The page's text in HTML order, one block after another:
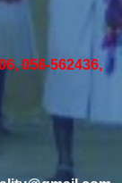
056-562436,